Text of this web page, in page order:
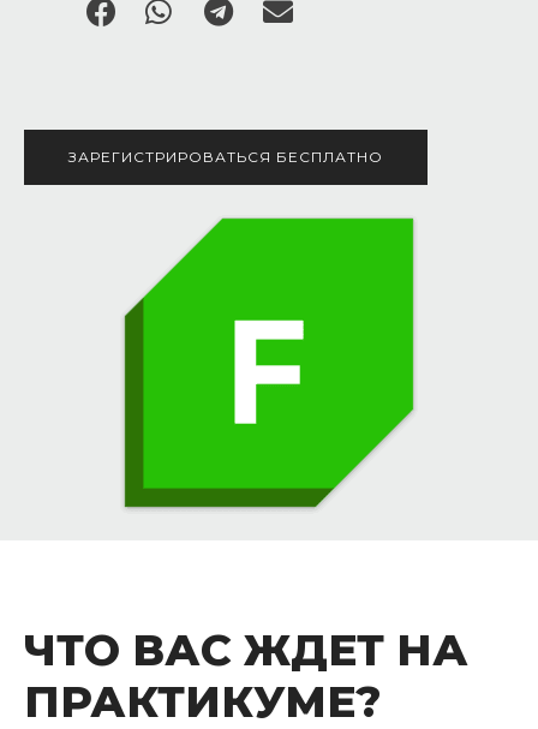
ЗАРЕГИСТРИРОВАТЬСЯ БЕСПЛАТНО
ЧТО ВАС ЖДЕТ НА
ПРАКТИКУМЕ?